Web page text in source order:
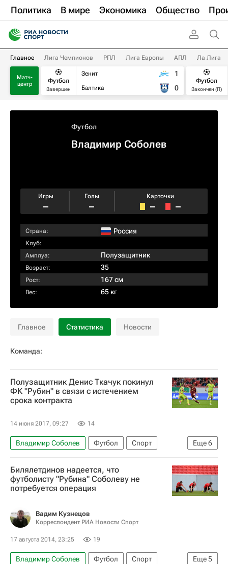
Политика В мире Экономика Общество
Главное Лига Чемпионов РПЛ Лига Европы АПЛ Ла Лига
Матч-
центр
Футбол
Завершен
Зенит
Балтика
1
0
Футбол
Закончен (П)
Футбол
Владимир Соболев
Игры
–
Голы
–
Карточки
– –
Страна: Россия
Клуб:
Амплуа:
Полузащитник
Возраст: 35
Рост: 167 см
Вес: 65 кг
Главное Статистика Новости
Команда:
Полузащитник Денис Ткачук покинул
ФК "Рубин" в связи с истечением
срока контракта
14 июня 2017, 09:27 14
Еще6
Владимир Соболев Футбол
Спорт
Рубин
Денис Ткачук
Владислав Кулик
Алишер Джалилов
Динияр Билялетдинов
Инал Гетигежев
Билялетдинов надеется, что
футболисту "Рубина" Соболеву не
потребуется операция
Вадим Кузнецов
Корреспондент РИА Новости Спорт
17 августа 2014, 23:25 19
Еще5
Владимир Соболев Футбол
Спорт